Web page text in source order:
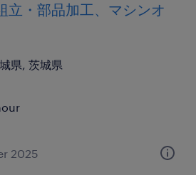
立・部品加工、マシンオ
県, 茨城県
2025